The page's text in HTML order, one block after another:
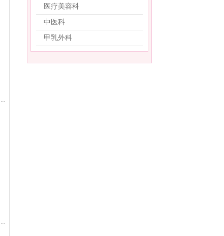
医疗美容科
中医科
甲乳外科